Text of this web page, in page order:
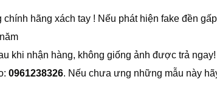
chính hãng xách tay ! Nếu phát hiện fake đền
khi nhận hàng, không giống ảnh được trả ngay!
0961238326. Nếu chưa ưng những mẫu này